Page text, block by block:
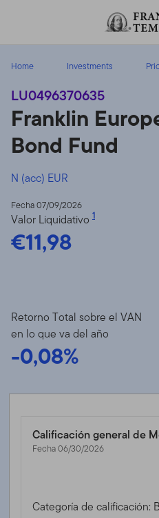
Home Investments
LU0496370635
Franklin
Bond Fund
N (acc) EUR
Fecha 07/09/2026
Valor Liquidativo 1
€11,98
Retorno Total sobre el VAN
en lo que va del año
-0,08%
Calificación general de
Fecha 06/30/2026
Categoría de calificación: